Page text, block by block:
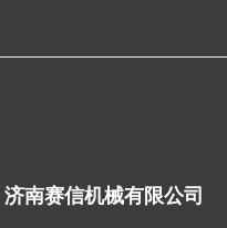
南赛信机械有限公司